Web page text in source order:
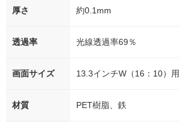
厚さ 約0.1mm
透過率 光線透過率69％
画面サイズ 13.3インチW（16：10）用
材質 PET樹脂、鉄